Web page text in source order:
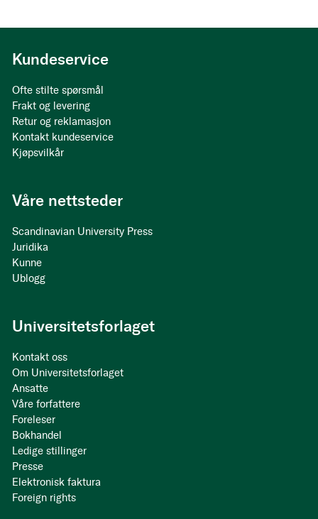
Kundeservice
Ofte stilte spørsmål
Frakt og levering
Retur og reklamasjon
Kontakt kundeservice
Kjøpsvilkår
Våre nettsteder
Scandinavian University Press
Juridika
Kunne
Ublogg
Universitetsforlaget
Kontakt oss
Om Universitetsforlaget
Ansatte
Våre forfattere
Foreleser
Bokhandel
Ledige stillinger
Presse
Elektronisk faktura
Foreign rights